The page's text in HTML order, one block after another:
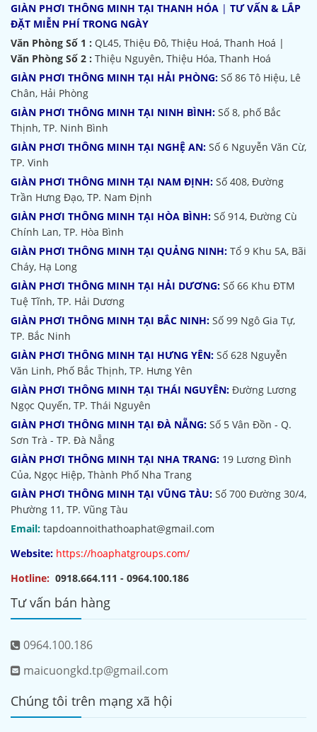
GIÀN PHƠI THÔNG MINH TẠI THANH HÓA | TƯ VẤN & LẮP
ĐẶT MIỄN PHÍ TRONG NGÀY
Văn Phòng Số 1 : QL45, Thiệu Đô, Thiệu Hoá, Thanh Hoá |
Văn Phòng Số 2 : Thiệu Nguyên, Thiệu Hóa, Thanh Hoá
GIÀN PHƠI THÔNG MINH TẠI HẢI PHÒNG: Số 86 Tô Hiệu, Lê
Chân, Hải Phòng
GIÀN PHƠI THÔNG MINH TẠI NINH BÌNH: Số 8, phố Bắc
Thịnh, TP. Ninh Bình
GIÀN PHƠI THÔNG MINH TẠI NGHỆ AN: Số 6 Nguyễn Văn Cừ,
TP. Vinh
GIÀN PHƠI THÔNG MINH TẠI NAM ĐỊNH: Số 408, Đường
Trần Hưng Đạo, TP. Nam Định
GIÀN PHƠI THÔNG MINH TẠI HÒA BÌNH: Số 914, Đường Cù
Chính Lan, TP. Hòa Bình
GIÀN PHƠI THÔNG MINH TẠI QUẢNG NINH: Tổ 9 Khu 5A, Bãi
Cháy, Hạ Long
GIÀN PHƠI THÔNG MINH TẠI HẢI DƯƠNG: Số 66 Khu ĐTM
Tuệ Tĩnh, TP. Hải Dương
GIÀN PHƠI THÔNG MINH TẠI BẮC NINH: Số 99 Ngô Gia Tự,
TP. Bắc Ninh
GIÀN PHƠI THÔNG MINH TẠI HƯNG YÊN: Số 628 Nguyễn
Văn Linh, Phố Bắc Thịnh, TP. Hưng Yên
GIÀN PHƠI THÔNG MINH TẠI THÁI NGUYÊN: Đường Lương
Ngọc Quyến, TP. Thái Nguyên
GIÀN PHƠI THÔNG MINH TẠI ĐÀ NẴNG: Số 5 Vân Đồn - Q.
Sơn Trà - TP. Đà Nẵng
GIÀN PHƠI THÔNG MINH TẠI NHA TRANG: 19 Lương Đình
Của, Ngọc Hiệp, Thành Phố Nha Trang
GIÀN PHƠI THÔNG MINH TẠI VŨNG TÀU: Số 700 Đường 30/4,
Phường 11, TP. Vũng Tàu
Email: tapdoannoithathoaphat@gmail.com
Website: https://hoaphatgroups.com/
Hotline: 0918.664.111 - 0964.100.186
Tư vấn bán hàng
0964.100.186
maicuongkd.tp@gmail.com
Chúng tôi trên mạng xã hội